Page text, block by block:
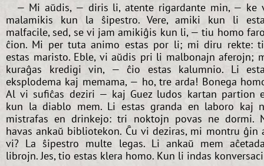
— Mi aŭdis, — diris li, atente rigardante min, — ke
malamikis kun la ŝipestro. Vere, amiki kun li
malfacile, sed, se vi jam amikiĝis kun li, — tiu homo
ĉion. Mi per tuta animo estas por li; mi diru rekte:
estas maristo. Eble, vi aŭdis pri li malbonajn aferojn;
kuraĝas kredigi vin, — ĉio estas kalumnio. Li
eksplodema kaj memama, — ho, tre arda! Bonega
Al vi sufiĉas deziri — kaj Guez ludos kartan partion
kun la diablo mem. Li estas granda en laboro kaj
mistrafas en drinkejo: tri noktojn povas ne dormi.
havas ankaŭ bibliotekon. Ĉu vi deziras, mi montru ĝin
vi? La ŝipestro multe legas. Li ankaŭ mem
librojn. Jes, tio estas klera homo. Kun li indas